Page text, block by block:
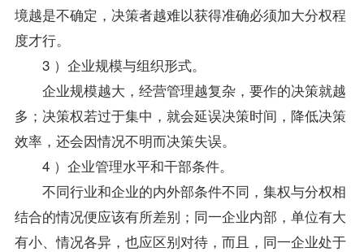
境越是不确定，决策者越难以获得准确必须加大分权程
度才行。
3 ）企业规模与组织形式。
企业规模越大，经营管理越复杂，要作的决策就越
多；决策权若过于集中，就会延误决策时间，降低决策
效率，还会因情况不明而决策失误。
4 ）企业管理水平和干部条件。
不同行业和企业的内外部条件不同，集权与分权相
结合的情况便应该有所差别；同一企业内部，单位有大
有小、情况各异，也应区别对待，而且，同一企业处于